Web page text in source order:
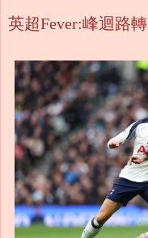
英超Fever:峰迴路